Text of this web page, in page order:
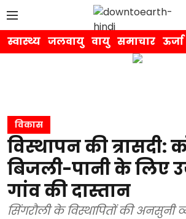
स्वास्थ्य जलवायु वायु समाचार ऊर्जा
विकास
विस्थापन की त्रासदी:
बिजली-पानी के लिए
गांव की दास्तान
सिंगरौली के विस्थापितों की अनसुनी